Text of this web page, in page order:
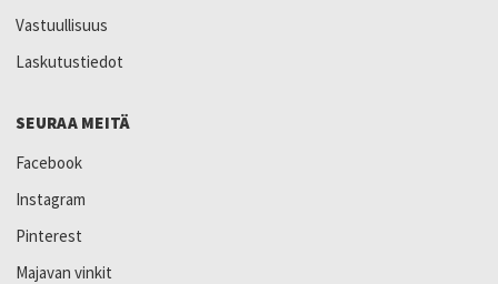
Vastuullisuus
Laskutustiedot
SEURAA MEITÄ
Facebook
Instagram
Pinterest
Majavan vinkit